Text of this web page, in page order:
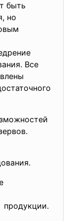
быть
но
Все
продукции.